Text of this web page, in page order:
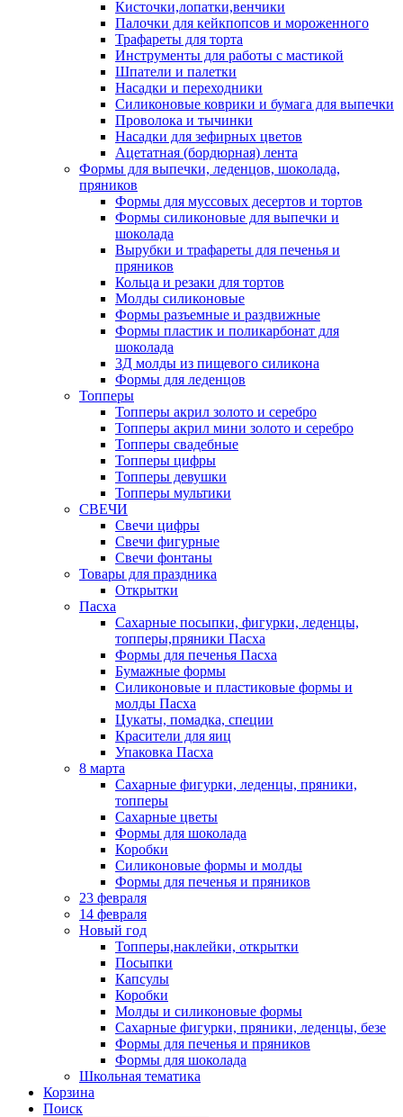
Кисточки,лопатки,венчики
Палочки для кейкпопсов и мороженного
Трафареты для торта
Инструменты для работы с мастикой
Шпатели и палетки
Насадки и переходники
Силиконовые коврики и бумага для выпечки
Проволока и тычинки
Насадки для зефирных цветов
Ацетатная (бордюрная) лента
Формы для выпечки, леденцов, шоколада,
пряников
Формы для муссовых десертов и тортов
Формы силиконовые для выпечки и
шоколада
Вырубки и трафареты для печенья и
пряников
Кольца и резаки для тортов
Молды силиконовые
Формы разъемные и раздвижные
Формы пластик и поликарбонат для
шоколада
3Д молды из пищевого силикона
Формы для леденцов
Топперы
Топперы акрил золото и серебро
Топперы акрил мини золото и серебро
Топперы свадебные
Топперы цифры
Топперы девушки
Топперы мультики
СВЕЧИ
Свечи цифры
Свечи фигурные
Свечи фонтаны
Товары для праздника
Открытки
Пасха
Сахарные посыпки, фигурки, леденцы,
топперы,пряники Пасха
Формы для печенья Пасха
Бумажные формы
Силиконовые и пластиковые формы и
молды Пасха
Цукаты, помадка, специи
Красители для яиц
Упаковка Пасха
8 марта
Сахарные фигурки, леденцы, пряники,
топперы
Сахарные цветы
Формы для шоколада
Коробки
Силиконовые формы и молды
Формы для печенья и пряников
23 февраля
14 февраля
Новый год
Топперы,наклейки, открытки
Посыпки
Капсулы
Коробки
Молды и силиконовые формы
Сахарные фигурки, пряники, леденцы, безе
Формы для печенья и пряников
Формы для шоколада
Школьная тематика
Корзина
Поиск